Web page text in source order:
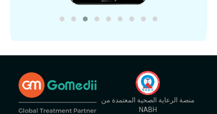
منصة الرعاية الصحية المعتمدة من
NABH